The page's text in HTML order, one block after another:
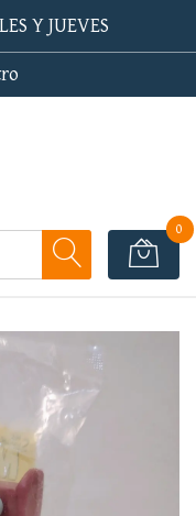
Y JUEVES
0